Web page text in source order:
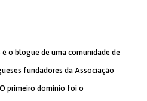
é o blogue de uma comunidade de
fundadores da Associação
primeiro domínio foi o